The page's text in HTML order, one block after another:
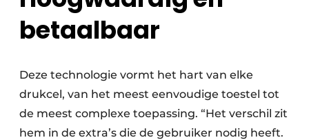
betaalbaar
Deze technologie vormt het hart van elke
drukcel, van het meest eenvoudige toestel tot
de meest complexe toepassing. “Het verschil zit
hem in de extra’s die de gebruiker nodig heeft.